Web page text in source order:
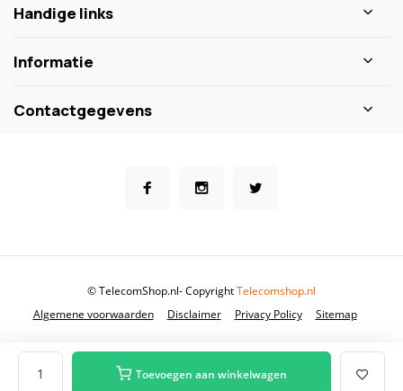
Toevoegen aan winkelwagen
Handige links
Informatie
Contactgegevens
Algemene voorwaarden Disclaimer Privacy Policy Sitemap
© TelecomShop.nl- CopyrightTelecomshop.nl